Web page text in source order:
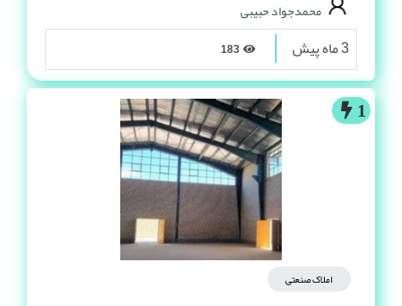
محمدجواد حبیبی
3 ماه پیش
1
املاک صنعتی